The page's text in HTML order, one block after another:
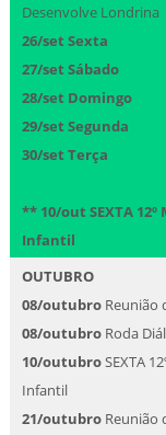
Desenvolve Londrina
26/set Sexta
27/set Sábado
28/set Domingo
29/set Segunda
30/set Terça
** 10/out SEXTA
Infantil
OUTUBRO
08/outubroReunião
08/outubroRoda
10/outubroSEXTA
Infantil
21/outubroReunião